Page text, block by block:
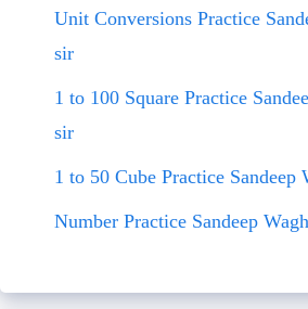
Unit Conversions Practice
sir
1 to 100 Square Practice
sir
1 to 50 Cube Practice Sandeep
Number Practice Sandeep